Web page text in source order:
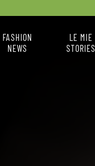
FASHION
NEWS
LE MIE
STORIES